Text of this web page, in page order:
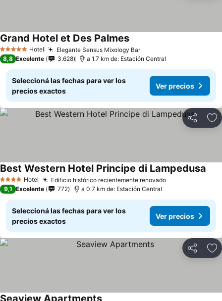
5 Estrellas Hotel Elegante Sensus Mixology Bar
Grand Hotel et Des Palmes
8,8 Excelente 3.628 a 1.7 km de: Estación Central
Seleccioná las fechas para ver los
precios exactos
Ver precios
Compartir
4 EstrellasHotel Edificio histórico recientemente renovado
Best Western Hotel Principe di Lampedusa
9,1 Excelente 772 a 0.7 km de: Estación Central
Seleccioná las fechas para ver los
precios exactos
Ver precios
Compartir
Seaview Apartments